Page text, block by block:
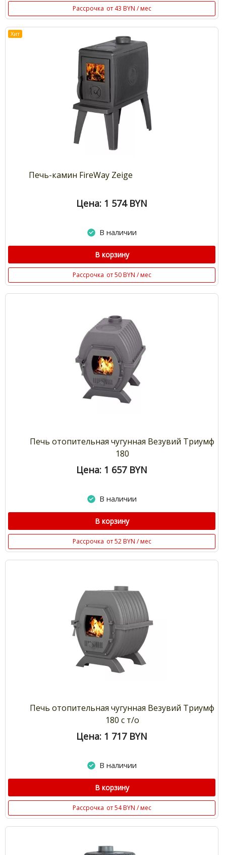
Рассрочка от 43 BYN / мес
Хит
Печь-камин FireWay Zeige
Цена: 1 574 BYN
В наличии
В корзину
Рассрочка от 50 BYN / мес
Печь отопительная чугунная Везувий Триумф
180
Цена: 1 657 BYN
В наличии
В корзину
Рассрочка от 52 BYN / мес
Печь отопительная чугунная Везувий Триумф
180 с т/о
Цена: 1 717 BYN
В наличии
В корзину
Рассрочка от 54 BYN / мес